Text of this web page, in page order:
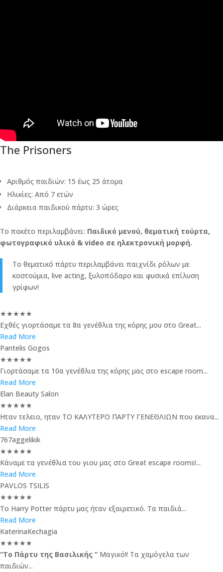
The Prisoners
Αριθμός παιδιών: 15 έως 25 άτομα
Ηλικίες: Από 7 ετών
Διάρκεια παιδικού πάρτυ: 3 ώρες
Το πακέτο περιλαμβάνει: Παιδικό μενού, θεματική τούρτα,
φωτογραφικό υλικό & video σε ηλεκτρονική μορφή.
Το θεματικό πάρτυ περιλαμβάνει παιχνίδι ρόλων με
κοστούμια, live acting, ξυλοπόδαρο και φυσικά επίλυση
γρίφων!
★★★★★
Εχθές γιορτάσαμε τα 8α γενέθλια της κόρης μου στο Great...
Read More
Pantelis Gogos
★★★★★
Γιορτάσαμε τα 10α γενέθλια της κόρης μας στο escape room...
Read More
Elan Beauty Salon
★★★★★
Ηταν τελειο, ηταν ΤΟ ΚΑΛΥΤΕΡΟ ΠΑΡΤΥ ΓΕΝΕΘΛΙΩΝ που εκανα...
Read More
767aggelikik
★★★★★
Κάναμε τα γενέθλια του γιου μας στο Great escape rooms!...
Read More
PAVLOS TSILIS
★★★★★
Το Harry Potter πάρτυ μας ήταν εξαιρετικό. Τα παιδιά...
Read More
KaterinaKechagia
★★★★★
“Το Πάρτυ της Βασιλικής ” Μαγικό!! Τα χαμόγελα των
παιδιών...